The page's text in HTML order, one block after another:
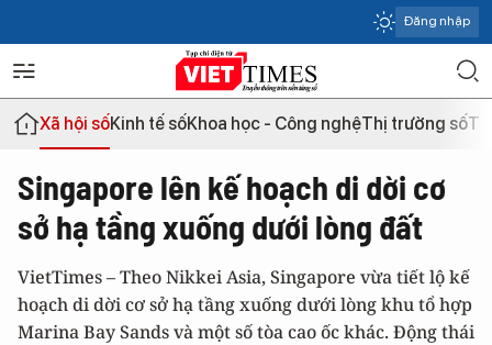
Đăng nhập
Xã hội sốKinh tế sốKhoa học - Công nghệThị trường số
Singapore lên kế hoạch di dời cơ
sở hạ tầng xuống dưới lòng đất
VietTimes – Theo Nikkei Asia, Singapore vừa tiết lộ kế
hoạch di dời cơ sở hạ tầng xuống dưới lòng khu tổ hợp
Marina Bay Sands và một số tòa cao ốc khác. Động thái